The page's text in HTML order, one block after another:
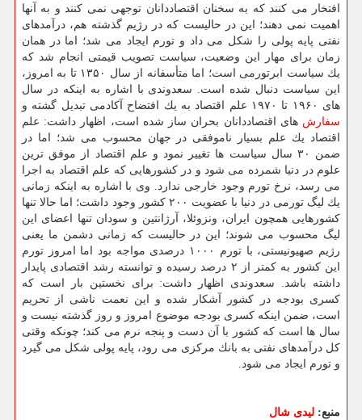
افتخار می كنند كه به سخنان اقتصاددانان توجهی نمی كنند و به آنها
اهمیت نمی دهند؛ این در حالیست كه در رژیم گذشته هم، درآمدهای
نفتی پایه پولی را شكل می داد و تورم ایجاد می شد؛ اما در همان
زمان برای مهار این وضعیت، سیاست تصویب قیمتی انجام شد كه
یك سیاست ابرتورمی است؛ اما متأسفانه از سال ۱۳۵۰ تا به امروز،
این سیاست دنبال شده است. سعدوندی با اشاره به اینكه در سال
های ۱۹۶۰ تا ۱۹۷۰ علم اقتصاد به یك افتضاح آكادمی تبدیل گشته و
سفارش های اقتصاددانان بحران ساز شده است، اظهار داشت: علم
اقتصاد یك علم بسیار ناموفقی در جهان محسوب می شد؛ اما در
ضمن ۳۰ سال سیاست ها تغییر نمود و علم اقتصاد از موفق ترین
علوم در دنیا شمرده می شود و در كشورهایی كه علم اقتصاد به اجرا
می رسد، نرخ تورم وجود خارجی ندارد. وی با اشاره به اینكه زمانی
یك لیگ تورمی در دنیا با عضویت ۲۰۰ كشور وجود داشت؛ اما حالا تنها
كشورهایی همچون ایران، ونزوئلا، آرژانتین و سودان تنها اعضای این
لیگ محسوب می شوند؛ این در حالیست كه زمانی دشمن ما یعنی
رژیم صهیونیستی، با تورم ۱۰۰۰ درصدی مواجه بود اما امروز تورم
این كشور به كمتر از ۲ درصد رسیده و توانسته رشد اقتصادی پایدار
داشته باشد. سعدوندی اظهار داشت: برای نخستین بار است كه
كسری بودجه در كشور آشكار شده و این نعمت ناشی از تحریم
است، ضمن اینكه كسری بودجه موضوع امروز و روز گذشته نیست و
سال ها است كه كشور با آن دست و پنجه نرم می كند؛ چونكه وقتی
كل درآمدهای نفتی به بانك مركزی می رود، پایه پولی شكل می گیرد
و تورم ایجاد می شود.
منبع: لیدی شال